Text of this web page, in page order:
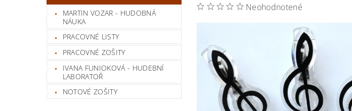
MARTIN VOZAR - HUDOBNÁ
NÁUKA
PRACOVNÉ LISTY
PRACOVNÉ ZOŠITY
IVANA FUNIOKOVÁ - HUDEBNÍ
LABORATOŘ
NOTOVÉ ZOŠITY
Neohodnotené